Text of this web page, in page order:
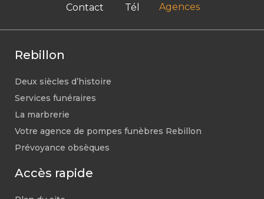
Contact Tél Agences
Rebillon
Deux siècles d’histoire
Services funéraires
La marbrerie
Votre agence de pompes funèbres Rebillon
Prévoyance obsèques
Accès rapide